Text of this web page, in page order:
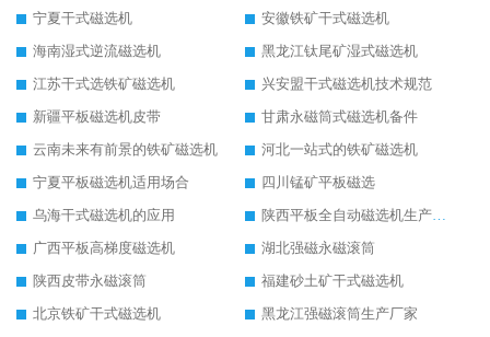
宁夏干式磁选机
安徽铁矿干式磁选机
海南湿式逆流磁选机
黑龙江钛尾矿湿式磁选机
江苏干式选铁矿磁选机
兴安盟干式磁选机技术规范
新疆平板磁选机皮带
甘肃永磁筒式磁选机备件
云南未来有前景的铁矿磁选机
河北一站式的铁矿磁选机
宁夏平板磁选机适用场合
四川锰矿平板磁选
乌海干式磁选机的应用
陕西平板全自动磁选机生产厂家
广西平板高梯度磁选机
湖北强磁永磁滚筒
陕西皮带永磁滚筒
福建砂土矿干式磁选机
北京铁矿干式磁选机
黑龙江强磁滚筒生产厂家